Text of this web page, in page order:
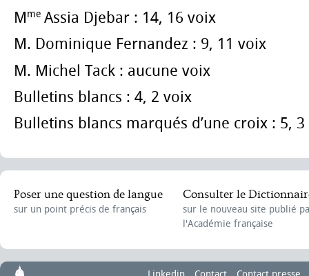
M me Assia Djebar : 14, 16 voix
M. Dominique Fernandez : 9, 11 voix
M. Michel Tack : aucune voix
Bulletins blancs : 4, 2 voix
Bulletins blancs marqués d’une croix : 5,
Poser une question de langue
sur un point précis de français
Consulter le
sur le nouveau site publié
l'Académie française